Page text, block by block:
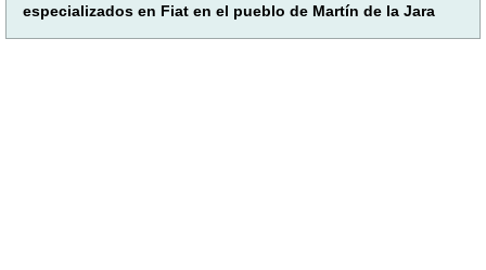
especializados en Fiat en el pueblo de Martín de la Jara